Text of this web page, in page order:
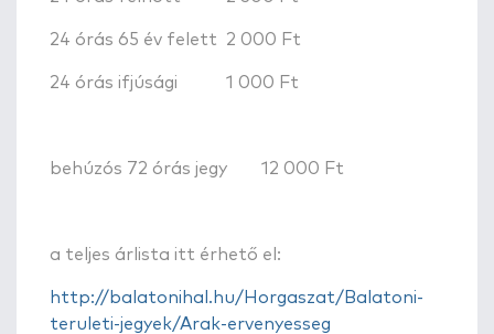
24 órás 65 év felett 2 000 Ft
24 órás ifjúsági 1 000 Ft
behúzós 72 órás jegy 12 000 Ft
a teljes árlista itt érhető el:
http://balatonihal.hu/Horgaszat/Balatoni-
teruleti-jegyek/Arak-ervenyesseg